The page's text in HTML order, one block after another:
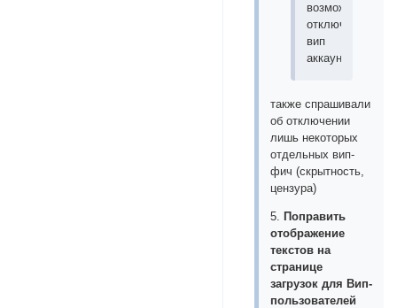
возможно
отключать
вип
аккаунты.
также спрашивали
об отключении
лишь некоторых
отдельных вип-
фич (скрытность,
цензура)
5. Поправить
отображение
текстов на
странице
загрузок для Вип-
пользователей